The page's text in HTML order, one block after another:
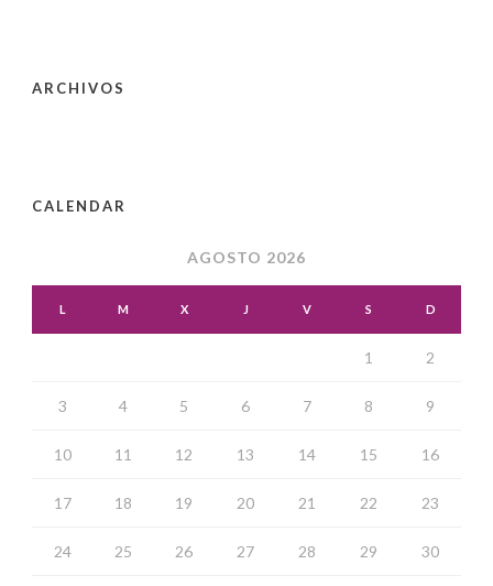
ARCHIVOS
CALENDAR
AGOSTO 2026
L M X J V S D
1 2
3 4 5 6 7 8 9
10 11 12 13 14 15 16
17 18 19 20 21 22 23
24 25 26 27 28 29 30